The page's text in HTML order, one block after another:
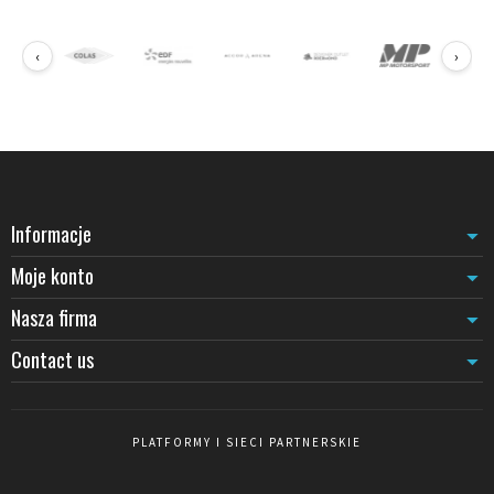
Gama oznakowania muzealnegooferuje słupki z pojedynczą lub
wizualnego zagracenia.
Zintegrowana sygnalizacja dla informacji zwiedzających
umożliwiając wyświetlanie kartoteki, instrukcji bezpieczeństwa lub
racjonalizuje sygnalizację przy jednoczesnym zachowaniu
spójności wizualnej w salach wystawowych. Dla instytucji
‹ ›
Informacje
Moje konto
Nasza firma
Contact us
PLATFORMY I SIECI PARTNERSKIE